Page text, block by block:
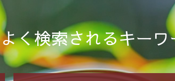
よく検索されるキーワ